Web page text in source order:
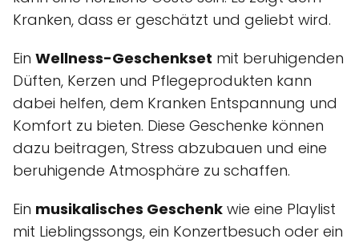
Kranken, dass er geschätzt und geliebt wird.
Ein Wellness-Geschenkset mit beruhigenden
Düften, Kerzen und Pflegeprodukten kann
dabei helfen, dem Kranken Entspannung und
Komfort zu bieten. Diese Geschenke können
dazu beitragen, Stress abzubauen und eine
beruhigende Atmosphäre zu schaffen.
Ein musikalisches Geschenk wie eine Playlist
mit Lieblingssongs, ein Konzertbesuch oder ein